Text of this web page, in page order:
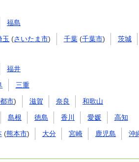
福島
玉 (さいたま市) 千葉(千葉市) 茨城
福井
三重
市) 滋賀 奈良 和歌山
島根 徳島 香川 愛媛 高知
(熊本市) 大分 宮崎 鹿児島 沖